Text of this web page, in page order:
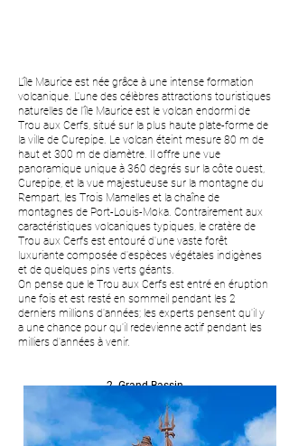
L'île Maurice est née grâce à une intense formation
volcanique. L'une des célèbres attractions touristiques
naturelles de l'île Maurice est le volcan endormi de
Trou aux Cerfs, situé sur la plus haute plate-forme de
la ville de Curepipe. Le volcan éteint mesure 80 m de
haut et 300 m de diamètre. Il offre une vue
panoramique unique à 360 degrés sur la côte ouest,
Curepipe, et la vue majestueuse sur la montagne du
Rempart, les Trois Mamelles et la chaîne de
montagnes de Port-Louis-Moka. Contrairement aux
caractéristiques volcaniques typiques, le cratère de
Trou aux Cerfs est entouré d'une vaste forêt
luxuriante composée d'espèces végétales indigènes
et de quelques pins verts géants.
On pense que le Trou aux Cerfs est entré en éruption
une fois et est resté en sommeil pendant les 2
derniers millions d'années; les experts pensent qu'il y
a une chance pour qu'il redevienne actif pendant les
milliers d'années à venir.
2. Grand Bassin